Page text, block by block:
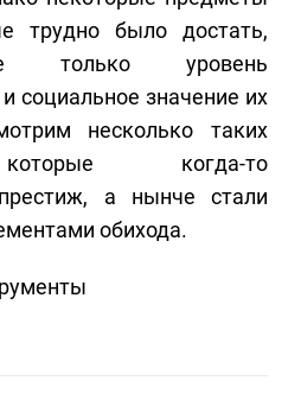
трудно было достать,
только уровень
социальное значение их
несколько таких
когда-то
а нынче стали
обихода.